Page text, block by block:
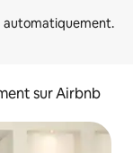
sur Airbnb